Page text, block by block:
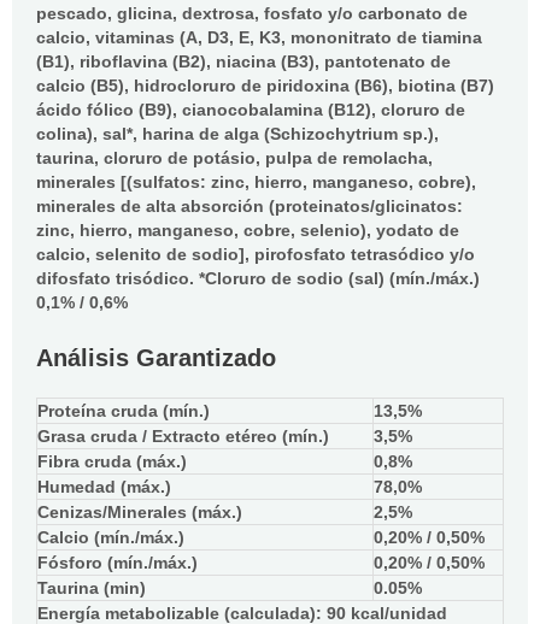
pescado, glicina, dextrosa, fosfato y/o carbonato de
calcio, vitaminas (A, D3, E, K3, mononitrato de tiamina
(B1), riboflavina (B2), niacina (B3), pantotenato de
calcio (B5), hidrocloruro de piridoxina (B6), biotina (B7)
ácido fólico (B9), cianocobalamina (B12), cloruro de
colina), sal*, harina de alga (Schizochytrium sp.),
taurina, cloruro de potásio, pulpa de remolacha,
minerales [(sulfatos: zinc, hierro, manganeso, cobre),
minerales de alta absorción (proteinatos/glicinatos:
zinc, hierro, manganeso, cobre, selenio), yodato de
calcio, selenito de sodio], pirofosfato tetrasódico y/o
difosfato trisódico. *Cloruro de sodio (sal) (mín./máx.)
0,1% / 0,6%
Análisis Garantizado
Proteína cruda (mín.)
13,5%
Grasa cruda / Extracto etéreo (mín.)
3,5%
Fibra cruda (máx.)
0,8%
Humedad (máx.)
78,0%
Cenizas/Minerales (máx.)
2,5%
Calcio (mín./máx.)
0,20% / 0,50%
Fósforo (mín./máx.)
0,20% / 0,50%
Taurina (min)
0.05%
Energía metabolizable (calculada): 90 kcal/unidad